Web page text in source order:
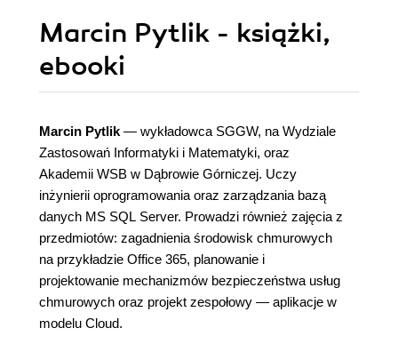
Marcin Pytlik - książki,
ebooki
Marcin Pytlik ― wykładowca SGGW, na Wydziale
Zastosowań Informatyki i Matematyki, oraz
Akademii WSB w Dąbrowie Górniczej. Uczy
inżynierii oprogramowania oraz zarządzania bazą
danych MS SQL Server. Prowadzi również zajęcia z
przedmiotów: zagadnienia środowisk chmurowych
na przykładzie Office 365, planowanie i
projektowanie mechanizmów bezpieczeństwa usług
chmurowych oraz projekt zespołowy ― aplikacje w
modelu Cloud.